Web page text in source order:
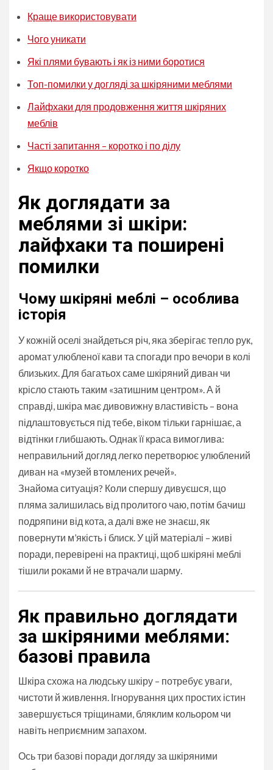
Краще використовувати
Чого уникати
Які плями бувають і як із ними боротися
Топ-помилки у догляді за шкіряними меблями
Лайфхаки для продовження життя шкіряних
меблів
Часті запитання – коротко і по ділу
Якщо коротко
Як доглядати за
меблями зі шкіри:
лайфхаки та поширені
помилки
Чому шкіряні меблі – особлива
історія
У кожній оселі знайдеться річ, яка зберігає тепло рук,
аромат улюбленої кави та спогади про вечори в колі
близьких. Для багатьох саме шкіряний диван чи
крісло стають таким «затишним центром». А й
справді, шкіра має дивовижну властивість – вона
підлаштовується під тебе, віком тільки гарнішає, а
відтінки глибшають. Однак її краса вимоглива:
неправильний догляд легко перетворює улюблений
диван на «музей втомлених речей».
Знайома ситуація? Коли спершу дивуєшся, що
пляма залишилась від пролитого чаю, потім бачиш
подряпини від кота, а далі вже не знаєш, як
повернути м’якість і блиск. У цій матеріалі – живі
поради, перевірені на практиці, щоб шкіряні меблі
тішили роками й не втрачали шарму.
Як правильно доглядати
за шкіряними меблями:
базові правила
Шкіра схожа на людську шкіру – потребує уваги,
чистоти й живлення. Ігнорування цих простих істин
завершується тріщинами, бляклим кольором чи
навіть неприємним запахом.
Ось три базові поради догляду за шкіряними